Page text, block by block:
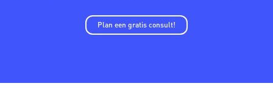
Plan een gratis consult!